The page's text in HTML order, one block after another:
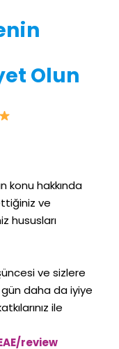
Olun
konu hakkında
ve
hususları
ve sizlere
daha da iyiye
ile
review